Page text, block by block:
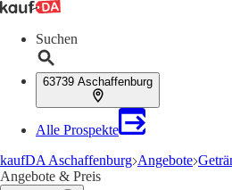
Suchen
63739 Aschaffenburg
Alle Prospekte
kaufDA Aschaffenburg Angebote
Angebote & Preis